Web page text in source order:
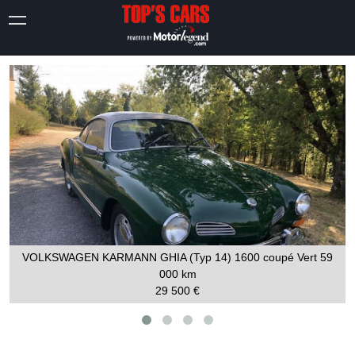
VOLKSWAGEN KARMANN GHIA (Typ 14) 1600 coupé Vert 59
000 km
29 500 €